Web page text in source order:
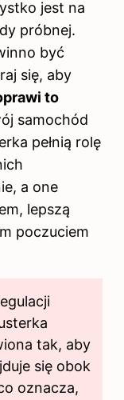
jest na
próbnej.
być
się, aby
to
samochód
pełnią rolę
a one
lepszą
poczuciem
tak, aby
się obok
oznacza,